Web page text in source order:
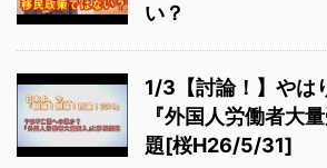
い？
1/3【討論！】やは
『外国人労働者大
題[桜H26/5/31]